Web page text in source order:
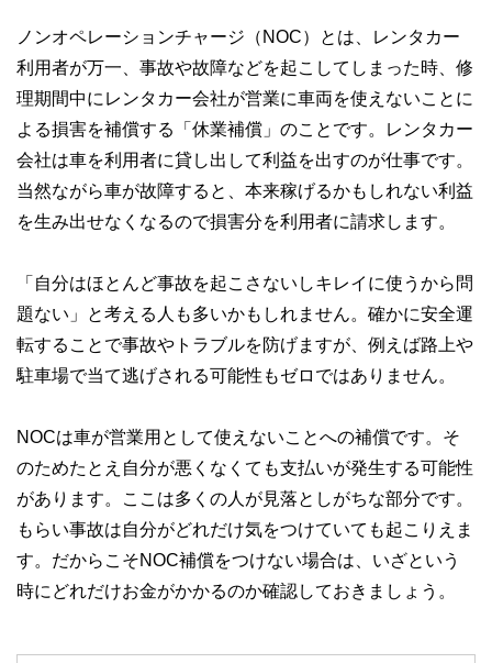
ノンオペレーションチャージ（NOC）とは、レンタカー
利用者が万一、事故や故障などを起こしてしまった時、修
理期間中にレンタカー会社が営業に車両を使えないことに
よる損害を補償する「休業補償」のことです。レンタカー
会社は車を利用者に貸し出して利益を出すのが仕事です。
当然ながら車が故障すると、本来稼げるかもしれない利益
を生み出せなくなるので損害分を利用者に請求します。
「自分はほとんど事故を起こさないしキレイに使うから問
題ない」と考える人も多いかもしれません。確かに安全運
転することで事故やトラブルを防げますが、例えば路上や
駐車場で当て逃げされる可能性もゼロではありません。
NOCは車が営業用として使えないことへの補償です。そ
のためたとえ自分が悪くなくても支払いが発生する可能性
があります。ここは多くの人が見落としがちな部分です。
もらい事故は自分がどれだけ気をつけていても起こりえま
す。だからこそNOC補償をつけない場合は、いざという
時にどれだけお金がかかるのか確認しておきましょう。